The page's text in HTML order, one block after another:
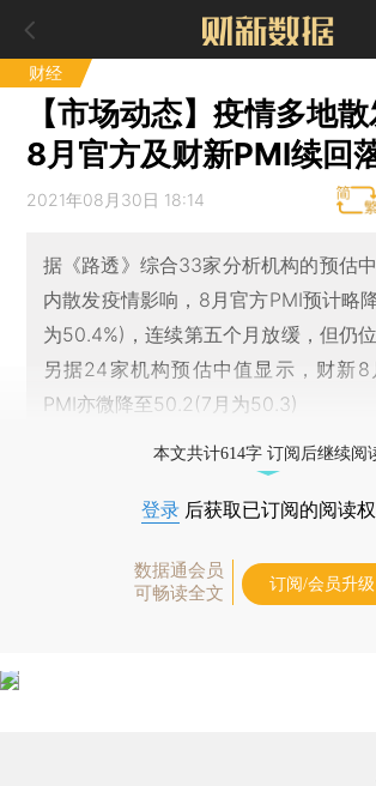
财经
【市场动态】疫情多地
8月官方及财新PMI续回
2021年08月30日 18:14
据《路透》综合33家分析机构的预估
内散发疫情影响，8月官方PMI预计略
为50.4%)，连续第五个月放缓，但仍
另据24家机构预估中值显示，财新8
PMI亦微降至50.2(7月为50.3)
本文共计614字 订阅后继续阅
登录 后获取已订阅的阅读
数据通会员
可畅读全文
订阅/会员升级